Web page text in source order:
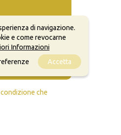
che
di navigazione.
e come revocarne
Informazioni
Accetta